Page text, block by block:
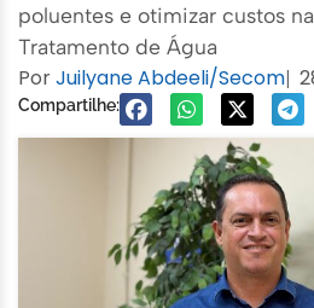
poluentes e otimizar custos
Tratamento de Água
PorJuilyane Abdeeli/Secom|
Compartilhe: